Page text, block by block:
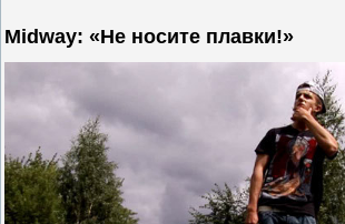
Midway: «Не носите плавки!»